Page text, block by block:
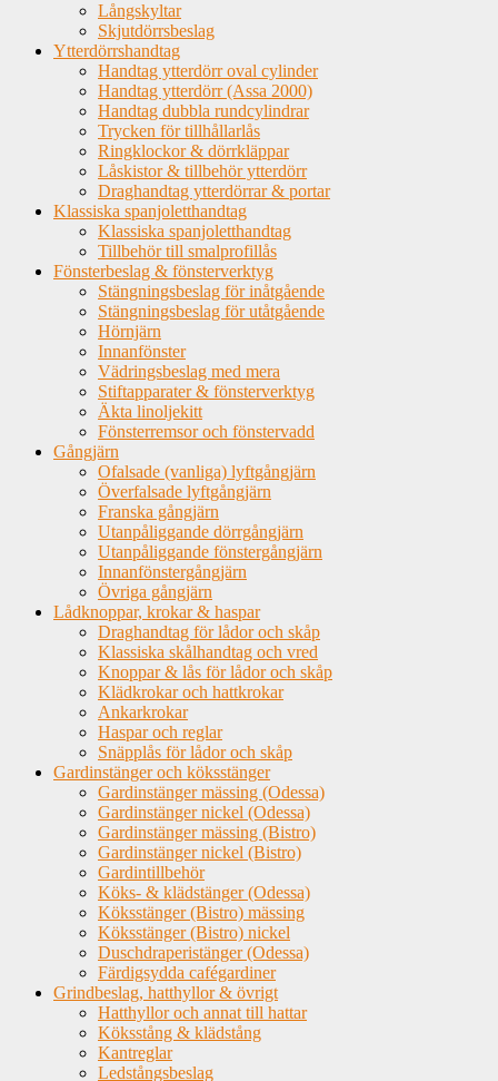
Långskyltar
Skjutdörrsbeslag
Ytterdörrshandtag
Handtag ytterdörr oval cylinder
Handtag ytterdörr (Assa 2000)
Handtag dubbla rundcylindrar
Trycken för tillhållarlås
Ringklockor & dörrkläppar
Låskistor & tillbehör ytterdörr
Draghandtag ytterdörrar & portar
Klassiska spanjoletthandtag
Klassiska spanjoletthandtag
Tillbehör till smalprofillås
Fönsterbeslag & fönsterverktyg
Stängningsbeslag för inåtgående
Stängningsbeslag för utåtgående
Hörnjärn
Innanfönster
Vädringsbeslag med mera
Stiftapparater & fönsterverktyg
Äkta linoljekitt
Fönsterremsor och fönstervadd
Gångjärn
Ofalsade (vanliga) lyftgångjärn
Överfalsade lyftgångjärn
Franska gångjärn
Utanpåliggande dörrgångjärn
Utanpåliggande fönstergångjärn
Innanfönstergångjärn
Övriga gångjärn
Lådknoppar, krokar & haspar
Draghandtag för lådor och skåp
Klassiska skålhandtag och vred
Knoppar & lås för lådor och skåp
Klädkrokar och hattkrokar
Ankarkrokar
Haspar och reglar
Snäpplås för lådor och skåp
Gardinstänger och köksstänger
Gardinstänger mässing (Odessa)
Gardinstänger nickel (Odessa)
Gardinstänger mässing (Bistro)
Gardinstänger nickel (Bistro)
Gardintillbehör
Köks- & klädstänger (Odessa)
Köksstänger (Bistro) mässing
Köksstänger (Bistro) nickel
Duschdraperistänger (Odessa)
Färdigsydda cafégardiner
Grindbeslag, hatthyllor & övrigt
Hatthyllor och annat till hattar
Köksstång & klädstång
Kantreglar
Ledstångsbeslag